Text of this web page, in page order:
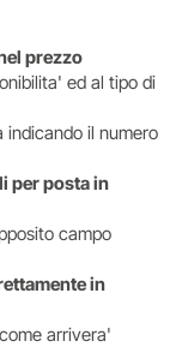
prezzo
ed al tipo di
il numero
per posta in
campo
in
arrivera'